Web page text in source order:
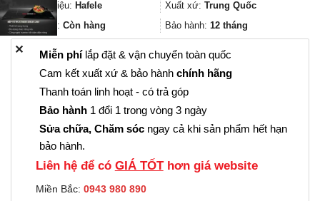
3.466.000₫.là:
2.599.000₫.
Thương hiệu: Hafele Xuất xứ: Trung Quốc
Trạng thái: Còn hàng Bảo hành: 12 tháng
Miễn phílắp đặt & vận chuyển toàn quốc
Cam kết xuất xứ & bảo hành chính hãng
Thanh toán linh hoạt - có trả góp
Bảo hành 1 đổi 1 trong vòng 3 ngày
Sửa chữa, Chăm sóc ngay cả khi sản phẩm hết hạn
bảo hành.
Liên hệ để có GIÁ TỐThơn giá website
Miền Bắc: 0943 980 890
✕